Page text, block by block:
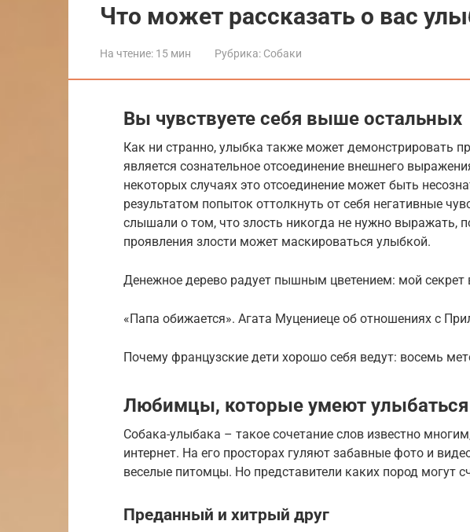
Что может рассказать о вас
На чтение: 15 мин Рубрика: Собаки
Вы чувствуете себя выше остальных
Как ни странно, улыбка также может демонстрировать
является сознательное отсоединение внешнего
некоторых случаях это отсоединение может быть
результатом попыток оттолкнуть от себя негативные
слышали о том, что злость никогда не нужно выражать,
проявления злости может маскироваться улыбкой.
Денежное дерево радует пышным цветением: мой секрет
«Папа обижается». Агата Муцениеце об отношениях с
Почему французские дети хорошо себя ведут: восемь
Любимцы, которые умеют улыбаться
Собака-улыбака – такое сочетание слов известно
интернет. На его просторах гуляют забавные фото и
веселые питомцы. Но представители каких пород могут
Преданный и хитрый друг